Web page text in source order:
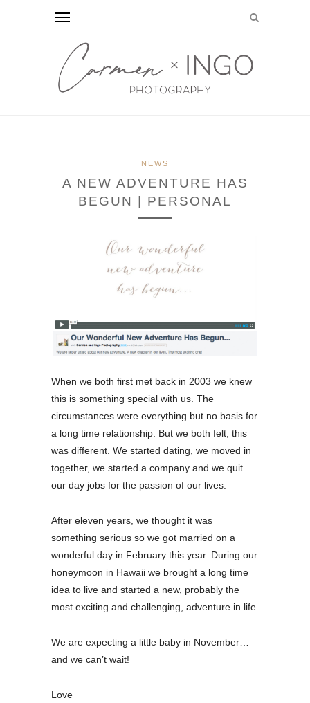
NEWS
A NEW ADVENTURE HAS
BEGUN | PERSONAL
When we both first met back in 2003 we knew
this is something special with us. The
circumstances were everything but no basis for
a long time relationship. But we both felt, this
was different. We started dating, we moved in
together, we started a company and we quit
our day jobs for the passion of our lives.
After eleven years, we thought it was
something serious so we got married on a
wonderful day in February this year. During our
honeymoon in Hawaii we brought a long time
idea to live and started a new, probably the
most exciting and challenging, adventure in life.
We are expecting a little baby in November…
and we can’t wait!
Love